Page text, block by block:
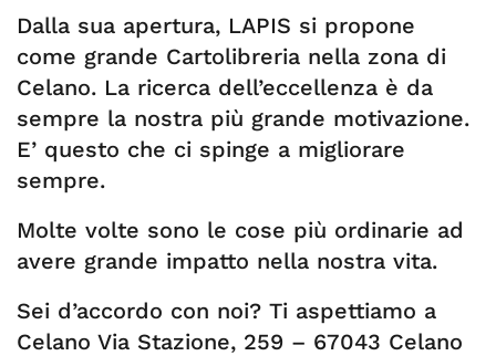
Dalla sua apertura, LAPIS si propone
come grande Cartolibreria nella zona di
Celano. La ricerca dell’eccellenza è da
sempre la nostra più grande motivazione.
E’ questo che ci spinge a migliorare
sempre.
Molte volte sono le cose più ordinarie ad
avere grande impatto nella nostra vita.
Sei d’accordo con noi? Ti aspettiamo a
Celano Via Stazione, 259 – 67043 Celano